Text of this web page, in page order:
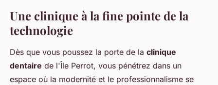
Une clinique à la fine pointe de la
technologie
Dès que vous poussez la porte de la clinique
dentaire de l'Île Perrot, vous pénétrez dans un
espace où la modernité et le professionnalisme se